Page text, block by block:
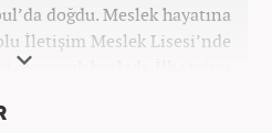
doğdu. Meslek hayatına
İletişim Meslek Lisesi’nde
okuyarak başladı. İlk stajını
Televizyon Yayımcılığı